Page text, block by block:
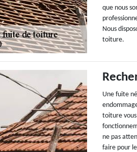
que nous
Nous
toiture.
Une fuite
toiture
ne pas
faire pour